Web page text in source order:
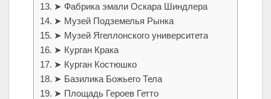
➤ Фабрика эмали Оскара Шиндлера
➤ Музей Подземелья Рынка
➤ Музей Ягеллонского университета
➤ Курган Крака
➤ Курган Костюшко
➤ Базилика Божьего Тела
➤ Площадь Героев Гетто